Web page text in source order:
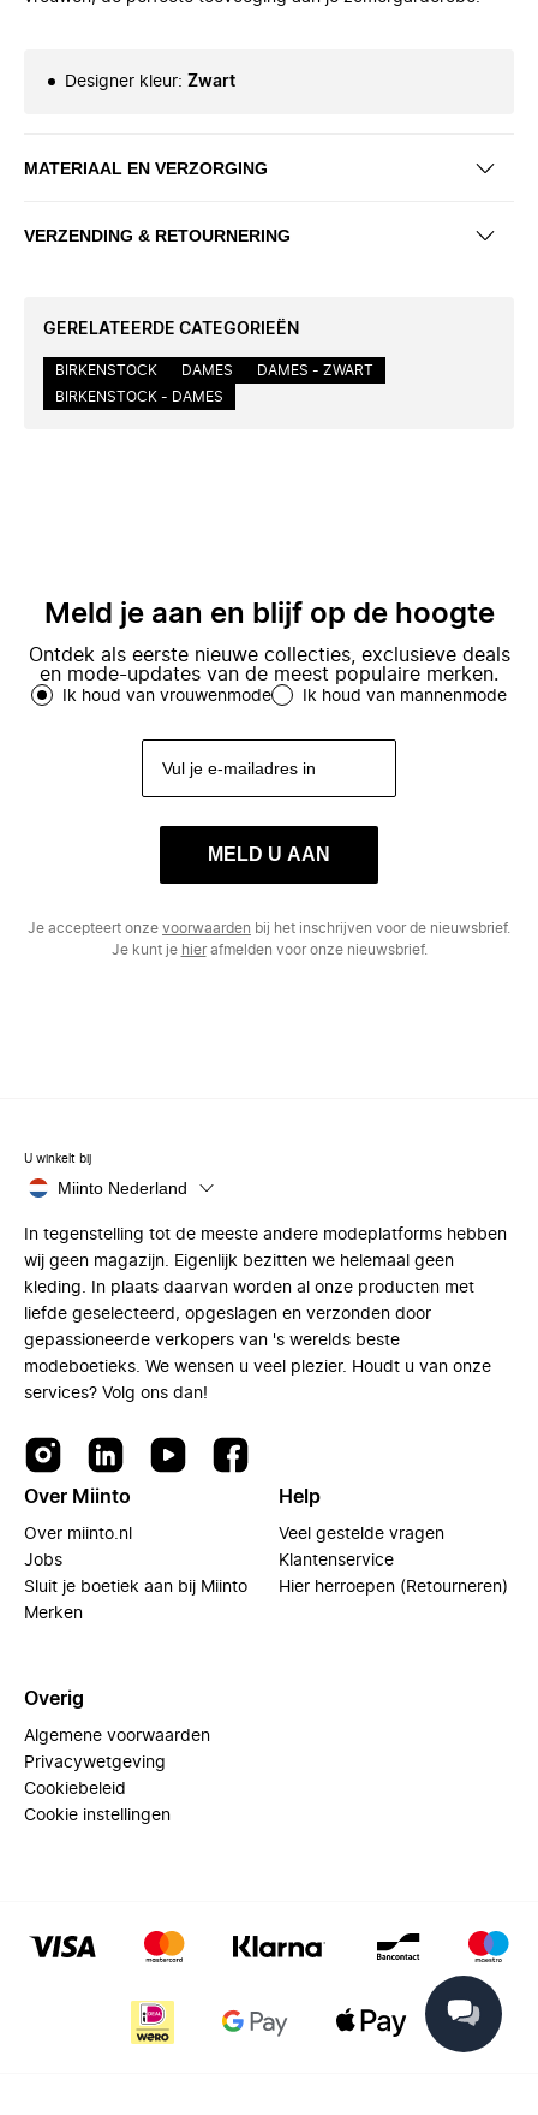
Designer kleur: Zwart
MATERIAAL EN VERZORGING
VERZENDING & RETOURNERING
GERELATEERDE CATEGORIEËN
BIRKENSTOCK DAMES
DAMES - ZWART
BIRKENSTOCK - DAMES
Meld je aan en blijf op de hoogte
Ontdek als eerste nieuwe collecties, exclusieve deals
en mode-updates van de meest populaire merken.
Ik houd van vrouwenmode Ik houd van mannenmode
MELD U AAN
Je accepteert onze voorwaarden bij het inschrijven voor de nieuwsbrief.
Je kunt je hierafmelden voor onze nieuwsbrief.
U winkelt bij
Miinto Nederland
In tegenstelling tot de meeste andere modeplatforms hebben
wij geen magazijn. Eigenlijk bezitten we helemaal geen
kleding. In plaats daarvan worden al onze producten met
liefde geselecteerd, opgeslagen en verzonden door
gepassioneerde verkopers van 's werelds beste
modeboetieks. We wensen u veel plezier. Houdt u van onze
services? Volg ons dan!
Over Miinto
Over miinto.nl
Jobs
Sluit je boetiek aan bij Miinto
Merken
Help
Veel gestelde vragen
Klantenservice
Hier herroepen (Retourneren)
Overig
Algemene voorwaarden
Privacywetgeving
Cookiebeleid
Cookie instellingen